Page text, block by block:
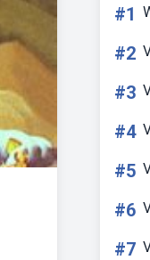
#1
#2
#3
#4
#5
#6
#7